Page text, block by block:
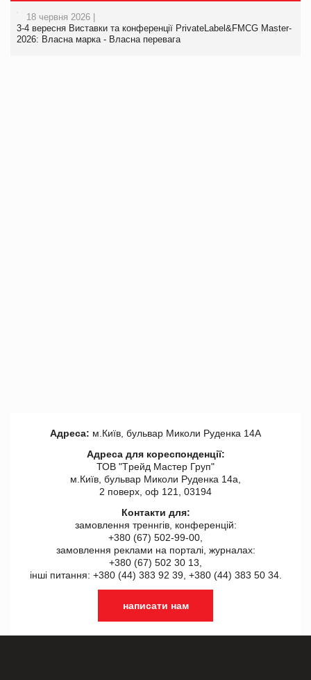
18 червня 2026 |
3-4 вересня Виставки та конференції PrivateLabel&FMCG Master-
2026: Власна марка - Власна перевага
Адреса: м.Київ, бульвар Миколи Руденка 14А
Адреса для кореспонденції:
ТОВ "Tрейд Мастер Груп"
м.Київ, бульвар Миколи Руденка 14а,
2 поверх, оф 121, 03194
Контакти для:
замовлення треннгів, конференцій:
+380 (67) 502-99-00,
замовлення реклами на порталі, журналах:
+380 (67) 502 30 13,
інші питання: +380 (44) 383 92 39, +380 (44) 383 50 34.
написати нам